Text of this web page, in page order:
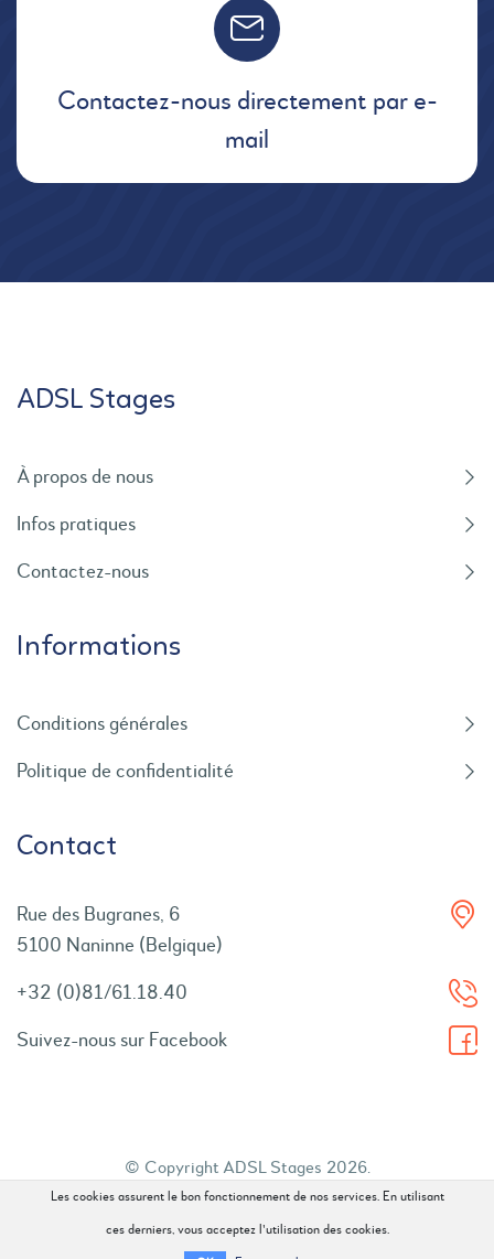
Les cookies assurent le bon fonctionnement de nos services. En utilisant
ces derniers, vous acceptez l'utilisation des cookies.
Contactez-nous directement par e-
mail
ADSL Stages
À propos de nous
Infos pratiques
Contactez-nous
Informations
Conditions générales
Politique de confidentialité
Contact
Rue des Bugranes, 6
5100 Naninne (Belgique)
+32 (0)81/61.18.40
Suivez-nous sur Facebook
© Copyright ADSL Stages 2026.
Tous droits réservés.